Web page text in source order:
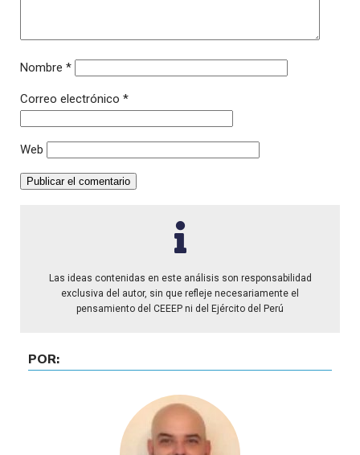
POR:
Nombre *
Correo electrónico *
Web
Las ideas contenidas en este análisis son responsabilidad
exclusiva del autor, sin que refleje necesariamente el
pensamiento del CEEEP ni del Ejército del Perú